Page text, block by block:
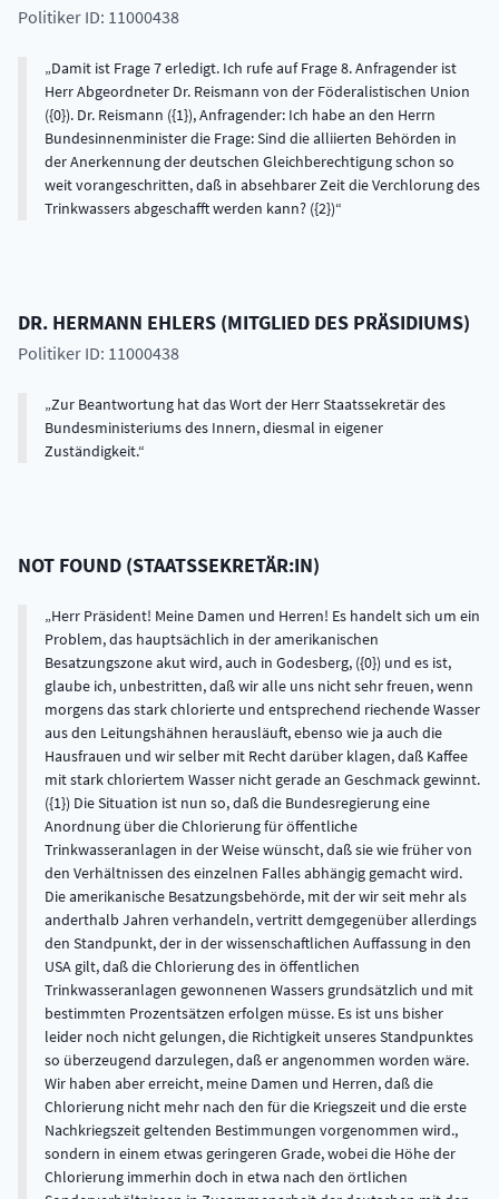
Politiker ID: 11000438
Damit ist Frage 7 erledigt. Ich rufe auf Frage 8. Anfragender ist
Herr Abgeordneter Dr. Reismann von der Föderalistischen Union
({0}). Dr. Reismann ({1}), Anfragender: Ich habe an den Herrn
Bundesinnenminister die Frage: Sind die alliierten Behörden in
der Anerkennung der deutschen Gleichberechtigung schon so
weit vorangeschritten, daß in absehbarer Zeit die Verchlorung des
Trinkwassers abgeschafft werden kann? ({2})
DR. HERMANN EHLERS (MITGLIED DES PRÄSIDIUMS)
Politiker ID: 11000438
Zur Beantwortung hat das Wort der Herr Staatssekretär des
Bundesministeriums des Innern, diesmal in eigener
Zuständigkeit.
NOT FOUND (STAATSSEKRETÄR:IN)
Herr Präsident! Meine Damen und Herren! Es handelt sich um ein
Problem, das hauptsächlich in der amerikanischen
Besatzungszone akut wird, auch in Godesberg, ({0}) und es ist,
glaube ich, unbestritten, daß wir alle uns nicht sehr freuen, wenn
morgens das stark chlorierte und entsprechend riechende Wasser
aus den Leitungshähnen herausläuft, ebenso wie ja auch die
Hausfrauen und wir selber mit Recht darüber klagen, daß Kaffee
mit stark chloriertem Wasser nicht gerade an Geschmack gewinnt.
({1}) Die Situation ist nun so, daß die Bundesregierung eine
Anordnung über die Chlorierung für öffentliche
Trinkwasseranlagen in der Weise wünscht, daß sie wie früher von
den Verhältnissen des einzelnen Falles abhängig gemacht wird.
Die amerikanische Besatzungsbehörde, mit der wir seit mehr als
anderthalb Jahren verhandeln, vertritt demgegenüber allerdings
den Standpunkt, der in der wissenschaftlichen Auffassung in den
USA gilt, daß die Chlorierung des in öffentlichen
Trinkwasseranlagen gewonnenen Wassers grundsätzlich und mit
bestimmten Prozentsätzen erfolgen müsse. Es ist uns bisher
leider noch nicht gelungen, die Richtigkeit unseres Standpunktes
so überzeugend darzulegen, daß er angenommen worden wäre.
Wir haben aber erreicht, meine Damen und Herren, daß die
Chlorierung nicht mehr nach den für die Kriegszeit und die erste
Nachkriegszeit geltenden Bestimmungen vorgenommen wird.,
sondern in einem etwas geringeren Grade, wobei die Höhe der
Chlorierung immerhin doch in etwa nach den örtlichen